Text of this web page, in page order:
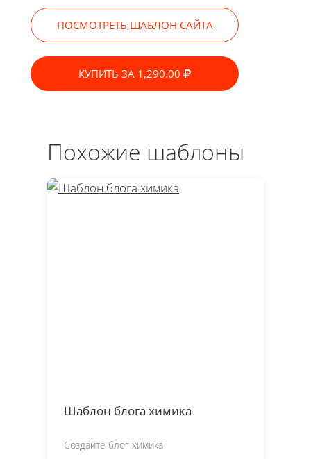
ПОСМОТРЕТЬ ШАБЛОН САЙТА
КУПИТЬ ЗА 1,290.00
Похожие шаблоны
Шаблон блога химика
Создайте блог химика